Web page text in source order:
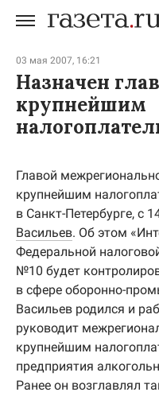
03 мая 2007, 16:21
Назначен
крупнейшим
Главой
крупнейшим
в Санкт-Петербурге, с
Васильев. Об этом
Федеральной
№10 будет
в сфере оборонно-
Васильев родился и
руководит
крупнейшим
предприятия
Ранее он возглавлял